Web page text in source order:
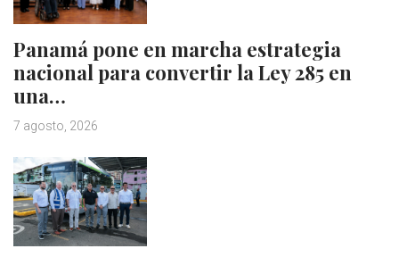
Panamá pone en marcha estrategia
nacional para convertir la Ley 285 en
una…
7 agosto, 2026